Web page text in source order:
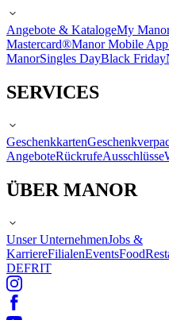
Angebote & KatalogeMy
Mastercard®Manor Mobile App
ManorSingles DayBlack Friday
SERVICES
Geschenkkarten
AngeboteRückrufeAusschlüsse
ÜBER MANOR
Unser UnternehmenJobs &
KarriereFilialenEventsFood
DEFRIT